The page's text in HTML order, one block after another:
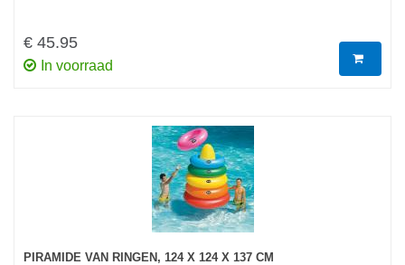
€ 45.95
In voorraad
PIRAMIDE VAN RINGEN, 124 X 124 X 137 CM